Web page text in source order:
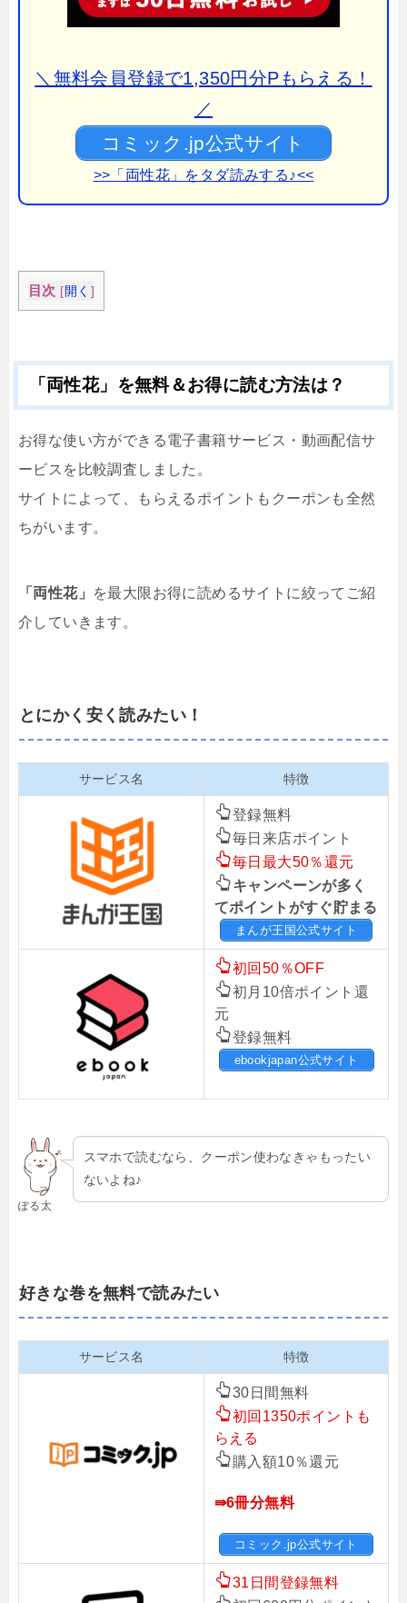
＼無料会員登録で1,350円分Pもらえる！
／
コミック.jp公式サイト
>>「両性花」をタダ読みする♪<<
目次 [開く ]
「両性花」を無料＆お得に読む方法は？
お得な使い方ができる電子書籍サービス・動画配信サ
ービスを比較調査しました。
サイトによって、もらえるポイントもクーポンも全然
ちがいます。
「両性花」
を最大限お得に読めるサイトに絞ってご紹
介していきます。
とにかく安く読みたい！
サービス名 特徴
登録無料
毎日来店ポイント
毎日最大50％還元
キャンペーンが多く
てポイントがすぐ貯まる
まんが王国公式サイト
初回50％OFF
初月10倍ポイント還
元
登録無料
ebookjapan公式サイト
ぽる太
スマホで読むなら、クーポン使わなきゃもったい
ないよね♪
好きな巻を無料で読みたい
サービス名 特徴
30日間無料
初回1350ポイントも
らえる
購入額10％還元
⇛6冊分無料
コミック.jp公式サイト
31日間登録無料